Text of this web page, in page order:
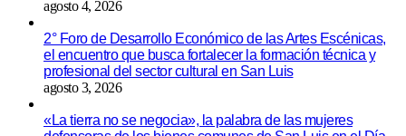
agosto 4, 2026
2° Foro de Desarrollo Económico de las Artes Escénicas,
el encuentro que busca fortalecer la formación técnica y
profesional del sector cultural en San Luis
agosto 3, 2026
«La tierra no se negocia», la palabra de las mujeres